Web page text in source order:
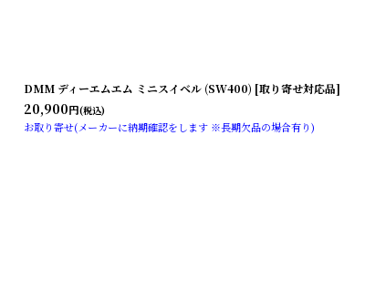
DMM ディーエムエム ミニスイベル (SW400) [取り寄せ対応品]
20,900円(税込)
お取り寄せ(メーカーに納期確認をします ※長期欠品の場合有り)